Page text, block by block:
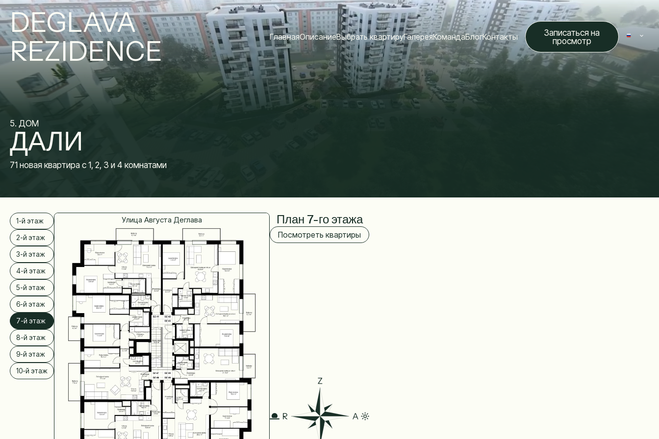
DEGLAVA
REZIDENCE
ГлавнаяОписаниеВыбрать квартируГалереяКомандаБлогКонтакты
Записаться на
просмотр
5. ДОМ
ДАЛИ
71 новая квартира с 1, 2, 3 и 4 комнатами
1-й этаж
2-й этаж
3-й этаж
4-й этаж
5-й этаж
6-й этаж
7-й этаж
8-й этаж
9-й этаж
10-й этаж
Улица Августа Деглава План 7-го этажа
Посмотреть квартиры